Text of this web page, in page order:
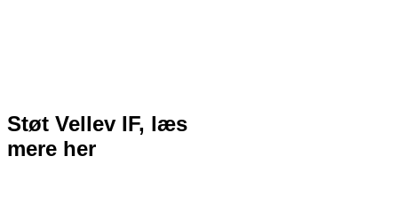
Støt Vellev IF, læs
mere her